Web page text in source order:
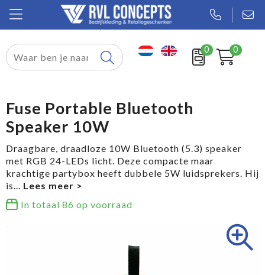
0 0
Relatiegeschenken
Tassen
Sport
Werkkleding
Fuse Portable Bluetooth
Speaker 10W
Draagbare, draadloze 10W Bluetooth (5.3) speaker
met RGB 24-LEDs licht. Deze compacte maar
krachtige partybox heeft dubbele 5W luidsprekers. Hij
is...
In totaal 86 op voorraad